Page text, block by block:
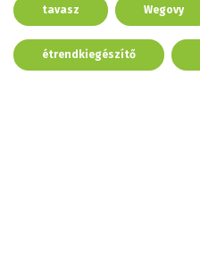
tavasz Wegovy
étrendkiegészítő